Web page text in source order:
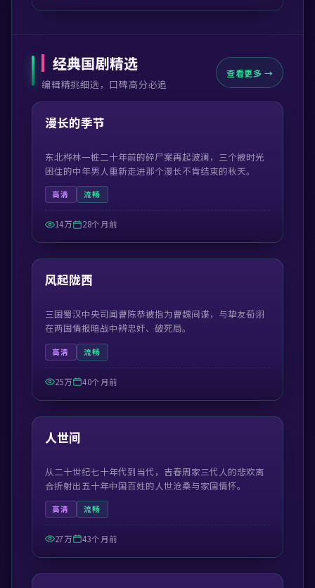
经典国剧精选
编辑精挑细选，口碑高分必追
查看更多 →
精选
漫长的季节
东北桦林一桩二十年前的碎尸案再起波澜，三个被时光
困住的中年男人重新走进那个漫长不肯结束的秋天。
高清 流畅
14万 28个月前
精选
49:38
风起陇西
三国蜀汉中央司闻曹陈恭被指为曹魏间谍，与挚友荀诩
在两国情报暗战中辨忠奸、破死局。
高清 流畅
25万 40个月前
精选
41:50
人世间
从二十世纪七十年代到当代，吉春周家三代人的悲欢离
合折射出五十年中国百姓的人世沧桑与家国情怀。
高清 流畅
27万 43个月前
55:13